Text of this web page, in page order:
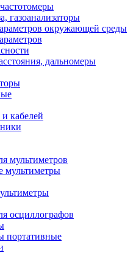
газоанализаторы
окружающей среды
дальномеры
кабелей
мультиметров
мультиметры
осциллографов
портативные